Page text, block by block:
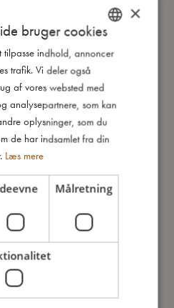
også kunne lide
DANISH
GERMAN
×
bruger cookies
tilpasse indhold, annoncer
trafik. Vi deler også
af vores websted med
analysepartnere, som kan
oplysninger, som du
de har indsamlet fra din
Læs mere
Målretning